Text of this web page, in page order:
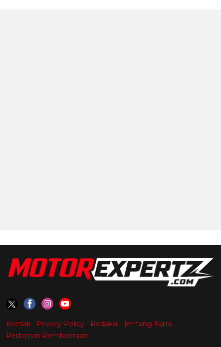
Kontak Privacy Policy Redaksi
Tentang Kami
Pedoman Pemberitaan